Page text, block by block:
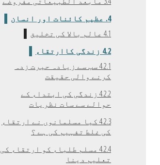
4. عظیم کائنات اور انسان
4.1 عالم بالا کی تخلیق
4.2 زندگی کاارتقاء
4.2.1 سب سے زیادہ حیرت زدہ
کرنے والی حقیقت
4.2.2 زندگی کی ابتداء کے
حوالے سے سات نظریات
4.2.3 کیا مسلمانوں نے ارتقاء
کی غلط تفہیم کی ہے ؟
4.2.4 مسلم طلباء کو ارتقاء کی
تعلیم دینا